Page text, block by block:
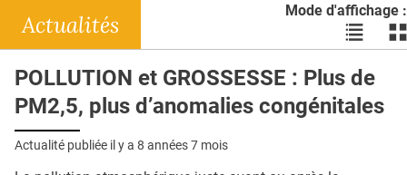
DOSSIERS
RÉSEAUX
E-REVUE SAD
Mode d'affichage :
Voir
les
en
liste
les
Actualités
POLLUTION et GROSSESSE : Plus de
PM2,5, plus d’anomalies congénitales
Actualité publiée il y a 8 années 7 mois